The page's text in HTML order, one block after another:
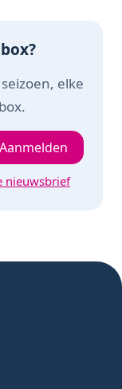
elke
Aanmelden
nieuwsbrief